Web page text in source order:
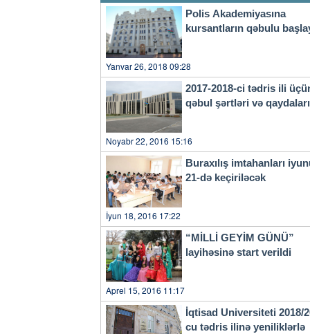
Polis Akademiyasına
kursantların qəbulu
Yanvar 26, 2018 09:28
2017-2018-ci tədris ili
qəbul şərtləri və
Noyabr 22, 2016 15:16
Buraxılış imtahanları
21-də keçiriləcək
İyun 18, 2016 17:22
“MİLLİ GEYİM GÜNÜ”
layihəsinə start verildi
Aprel 15, 2016 11:17
İqtisad Universiteti 2018/
cu tədris ilinə yeniliklərlə